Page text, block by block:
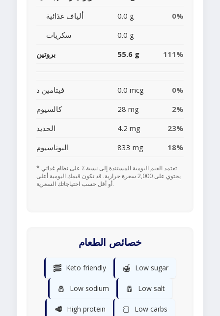
ألياف غذائية
0.0 g
0%
سكريات
0.0 g
بروتين
55.6 g 111%
فيتامين د 0.0 mcg
0%
كالسيوم
28 mg
2%
الحديد
4.2 mg
23%
البوتاسيوم
833 mg 18%
* تعتمد القيم اليومية المستندة إلى نسبة ٪ على نظام غذائي
يحتوي على 2,000 سعرة حرارية. قد تكون قيمك اليومية أعلى
أو أقل حسب احتياجاتك السعرية.
خصائص الطعام
🥓 Keto friendly 🍯 Low sugar
🧂 Low sodium 🧂 Low salt
🥩 High protein 🍞 Low carbs